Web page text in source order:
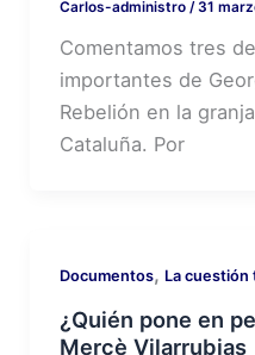
Carlos-administro /31
Comentamos tres
importantes de
Rebelión en la
Cataluña. Por
Documentos, La cuestión
¿Quién pone en
Mercè Vilarrubias